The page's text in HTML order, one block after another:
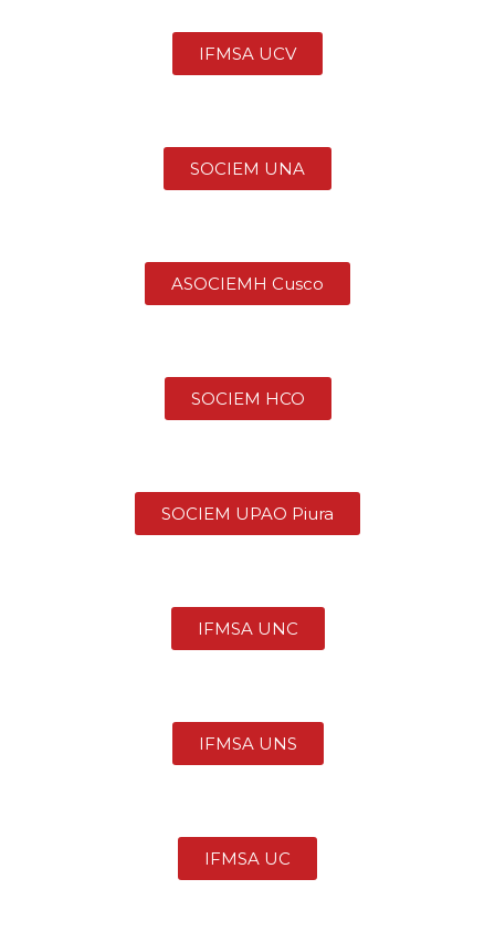
IFMSA UCV
SOCIEM UNA
ASOCIEMH Cusco
SOCIEM HCO
SOCIEM UPAO Piura
IFMSA UNC
IFMSA UNS
IFMSA UC